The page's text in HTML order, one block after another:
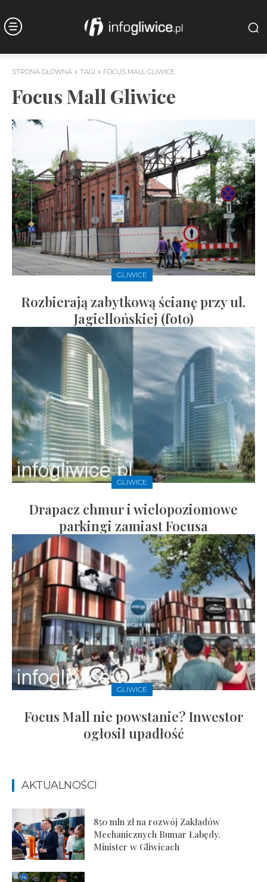
STRONA GŁÓWNA TAGI FOCUS MALL GLIWICE
Focus Mall Gliwice
GLIWICE
Rozbierają zabytkową ścianę przy ul.
Jagiellońskiej (foto)
GLIWICE
Drapacz chmur i wielopoziomowe
parkingi zamiast Focusa
GLIWICE
Focus Mall nie powstanie? Inwestor
ogłosił upadłość
AKTUALNOŚCI
850 mln zł na rozwój Zakładów
Mechanicznych Bumar Łabędy.
Minister w Gliwicach